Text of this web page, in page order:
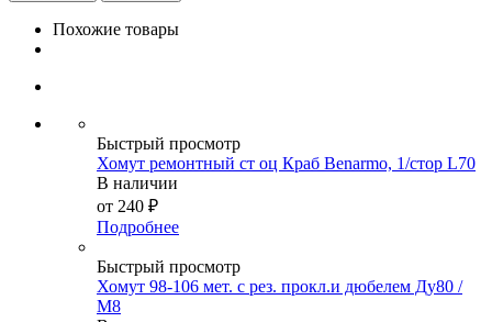
Похожие товары
Быстрый просмотр
Хомут ремонтный ст оц Краб Benarmo, 1/стор L70
В наличии
от 240 ₽
Подробнее
Быстрый просмотр
Хомут 98-106 мет. с рез. прокл.и дюбелем Ду80 /
М8